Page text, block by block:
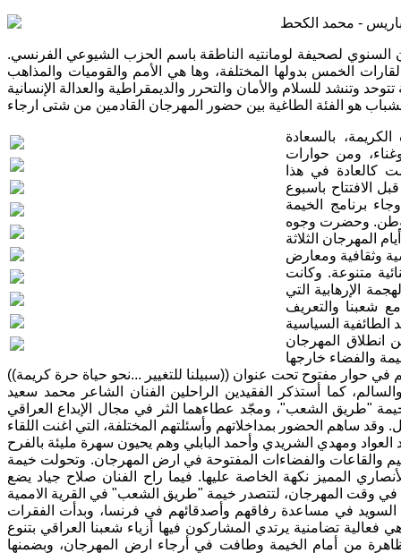
- محمد الكحط
في الأيام الثلاثة الماضية (12ـ 14أيلول 2014) المهرجان السنوي لصحيفة لومانتيه الناطقة باسم الحزب الشيوعي الفرنسي.
الخمس بدولها المختلفة، وها هي الأمم والقوميات والمذاهب
هو الفئة الطاغية بين حضور المهرجان القادمين من شتى ارجاء
بالسعادة
ومن حوارات
كالعادة في هذا
الافتتاح باسبوع
برنامج الخيمة
وحضرت وجوه
وثقافية ومعارض
متنوعة. وكانت
الإرهابية التي
شعبنا والتعريف
المهرجان
والفضاء خارجها
حوار مفتوح تحت عنوان ((سبيلنا للتغيير ...نحو حياة حرة كريمة))
كما أستذكر الفقيدين الراحلين الفنان الشاعر محمد سعيد
"طريق الشعب"، ومجّد عطاءهما الثر في مجال الإبداع العراقي
والقاعات والفضاءات المفتوحة في ارض المهرجان. وتحولت خيمة
المميز نكهة الخاصة عليها. فيما راح الفنان صلاح جياد يضع
القادمون من السويد في مساعدة رفاقهم وأصدقائهم في فرنسا، وبدأت الفقرات
فعالية تضامنية يرتدي المشاركون فيها أزياء شعبنا العراقي بتنوع
من أمام الخيمة وطافت في أرجاء ارض المهرجان، وبضمنها